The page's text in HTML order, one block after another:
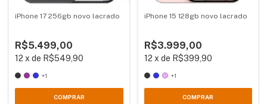
iPhone 17 256gb novo lacrado
R$5.499,00
12 x de R$549,90
+1
COMPRAR
iPhone 15 128gb novo lacrado
R$3.999,00
12 x de R$399,90
+1
COMPRAR